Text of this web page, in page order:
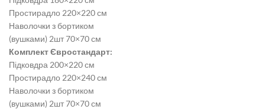
Простирадло 220×220 см
Наволочки з бортиком
(вушками) 2шт 70×70 см
Комплект Євростандарт:
Підковдра 200×220 см
Простирадло 220×240 см
Наволочки з бортиком
(вушками) 2шт 70×70 см